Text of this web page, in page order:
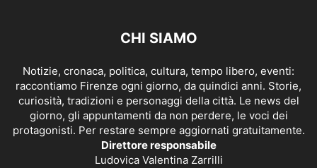
CHI SIAMO
Notizie, cronaca, politica, cultura, tempo libero, eventi:
raccontiamo Firenze ogni giorno, da quindici anni. Storie,
curiosità, tradizioni e personaggi della città. Le news del
giorno, gli appuntamenti da non perdere, le voci dei
protagonisti. Per restare sempre aggiornati gratuitamente.
Direttore responsabile
Ludovica Valentina Zarrilli